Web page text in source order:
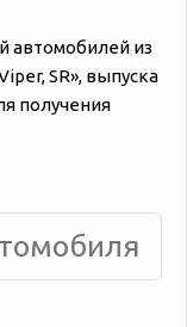
автомобилей из
SR», выпуска
получения